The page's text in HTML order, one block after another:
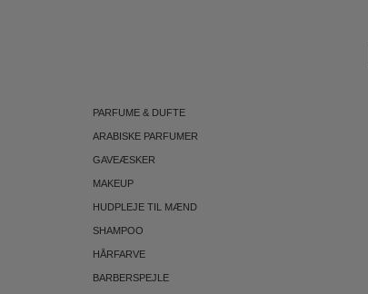
PARFUME & DUFTE
ARABISKE PARFUMER
GAVEÆSKER
MAKEUP
HUDPLEJE TIL MÆND
SHAMPOO
HÅRFARVE
BARBERSPEJLE